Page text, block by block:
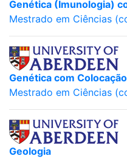
Genética (Imunologia)
Mestrado em Ciências
Genética com
Mestrado em Ciências
Geologia